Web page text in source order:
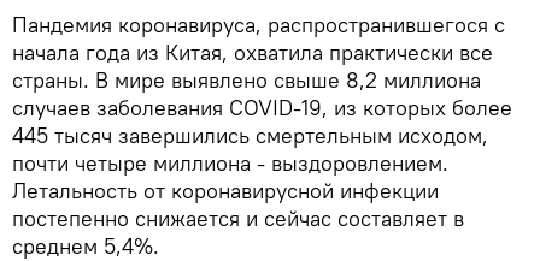
Пандемия коронавируса, распространившегося с
начала года из Китая, охватила практически все
страны. В мире выявлено свыше 8,2 миллиона
случаев заболевания COVID-19, из которых более
445 тысяч завершились смертельным исходом,
почти четыре миллиона - выздоровлением.
Летальность от коронавирусной инфекции
постепенно снижается и сейчас составляет в
среднем 5,4%.